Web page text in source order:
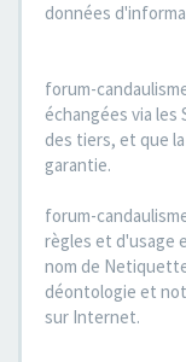
données
forum-
échangées via
des tiers, et que
garantie.
forum-
règles et d'usage
nom de
déontologie et
sur Internet.